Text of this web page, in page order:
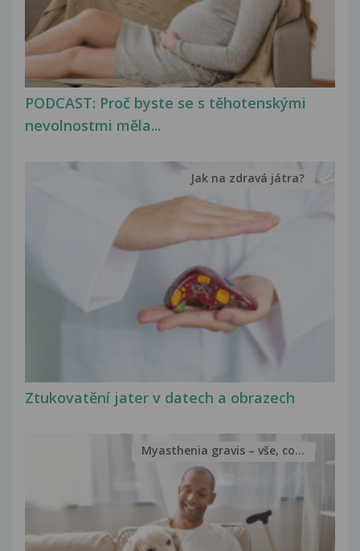
PODCAST: Proč byste se s těhotenskými
nevolnostmi měla...
Ztukovatění jater v datech a obrazech
Jak na zdravá játra?
Myasthenia gravis – vše, co...